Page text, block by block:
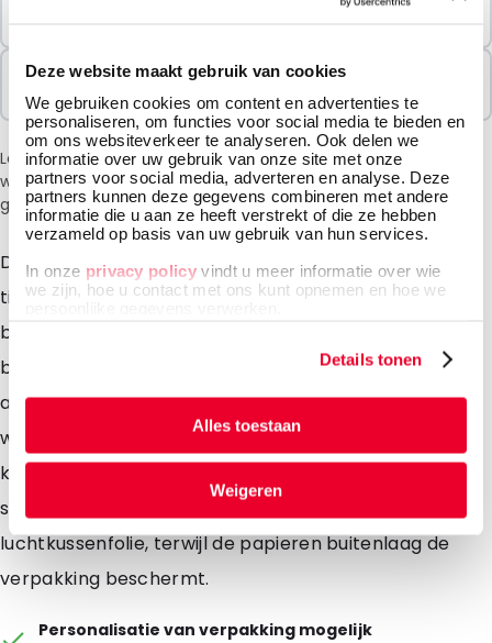
Deze website maakt gebruik van cookies
We gebruiken cookies om content en advertenties te
personaliseren, om functies voor social media te bieden en
om ons websiteverkeer te analyseren. Ook delen we
informatie over uw gebruik van onze site met onze
partners voor social media, adverteren en analyse. Deze
partners kunnen deze gegevens combineren met andere
informatie die u aan ze heeft verstrekt of die ze hebben
verzameld op basis van uw gebruik van hun services.
In onze privacy policy vindt u meer informatie over wie
we zijn, hoe u contact met ons kunt opnemen en hoe we
Details tonen
Alles toestaan
Weigeren
Verkocht In Pakketten
100 Eenheden
Let op: vanwege de huidige situatie in het Midden-Oosten
wordt bij het afrekenen een toeslag van 6% in rekening
gebracht.
De papieren bubbel envelop is ideaal om producten
tijdens het verzenden te beschermen. Dat is vooral
belangrijk als de kwetsbare inhoud van cruciaal
belang is voor een hoge respons op uw promotionele
actie. De oersterke enveloppen kunnen ook bedrukt
worden, zodat deze een nog hogere attentiewaarde
krijgt. Ze zijn voorzien van een handige zelfklevende
sluitstrip en hebben een binnenlaag van
luchtkussenfolie, terwijl de papieren buitenlaag de
verpakking beschermt.
Personalisatie van verpakking mogelijk